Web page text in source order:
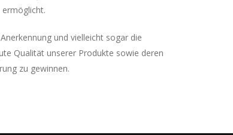
ermöglicht.
und vielleicht sogar die
Qualität unserer Produkte sowie deren
zu gewinnen.